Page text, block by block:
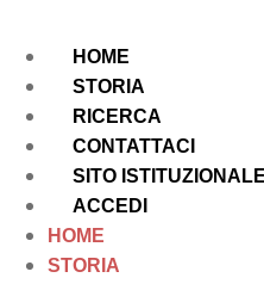
HOME
STORIA
RICERCA
CONTATTACI
SITO ISTITUZIONALE
ACCEDI
HOME
STORIA